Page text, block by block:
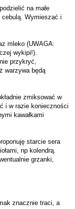
na małe
Wymieszać i
mleko (UWAGA:
wykipi!).
przykryć,
warzywa będą
zmiksować w
i w razie konieczności
kawałkami
starcie sera
np kolendrą.
grzanki,
znacznie traci, a